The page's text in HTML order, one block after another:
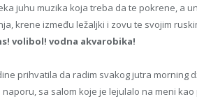
juhu muzika koja treba da te pokrene, a
krene između ležaljki i zovu te svojim
volibol! vodna akvarobika!
prihvatila da radim svakog jutra morning
sa salom koje je lejulalo na meni